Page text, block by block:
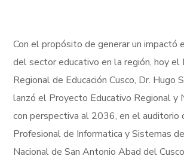
Con el propósito de generar un impactó
del sector educativo en la región, hoy el
Regional de Educación Cusco, Dr. Hugo
lanzó el Proyecto Educativo Regional y
con perspectiva al 2036, en el auditorio
Profesional de Informatica y Sistemas
Nacional de San Antonio Abad del